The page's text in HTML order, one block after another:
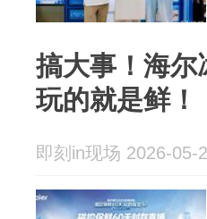
搞大事！海尔
玩的就是鲜！
即刻in现场 2026-05-